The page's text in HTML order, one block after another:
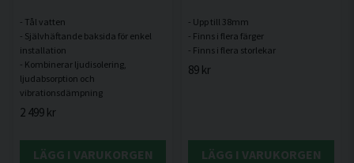
- Tål vatten
- Självhäftande baksida för enkel
installation
- Kombinerar ljudisolering,
ljudabsorption och
2 499 kr
LÄGG I VARUKORGEN
- Upp till 38mm
- Finns i flera färger
89 kr
LÄGG I VARUKORGEN